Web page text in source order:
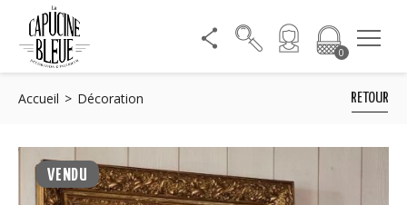
0
RETOUR
Accueil Décoration
VENDU